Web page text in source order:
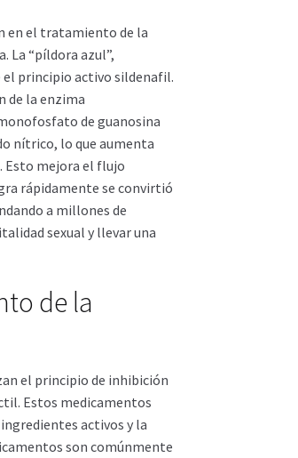
en el tratamiento de la
La “píldora azul”,
principio activo sildenafil.
de la enzima
de guanosina
nítrico, lo que aumenta
Esto mejora el flujo
rápidamente se convirtió
a millones de
sexual y llevar una
de la
el principio de inhibición
Estos medicamentos
activos y la
son comúnmente